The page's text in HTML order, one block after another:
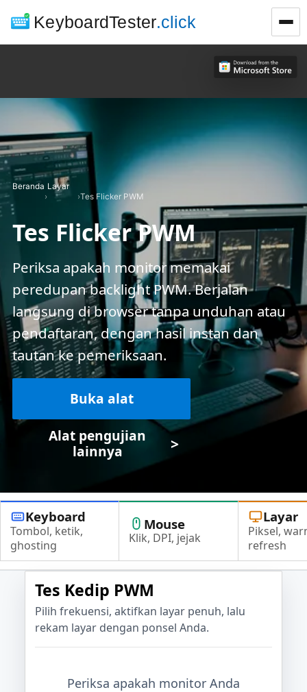
KeyboardTester.click
Beranda
›
Layar
›Tes Flicker PWM
Tes Flicker PWM
Periksa apakah monitor memakai
peredupan backlight PWM. Berjalan
langsung di browser tanpa unduhan atau
pendaftaran, dengan hasil instan dan
tautan ke pemeriksaan.
Buka alat
Alat pengujian
lainnya
>
Keyboard
Tombol, ketik,
ghosting
Mouse
Klik, DPI, jejak
Layar
Piksel,
refresh
Tes Kedip PWM
Pilih frekuensi, aktifkan layar penuh, lalu
rekam layar dengan ponsel Anda.
Periksa apakah monitor Anda